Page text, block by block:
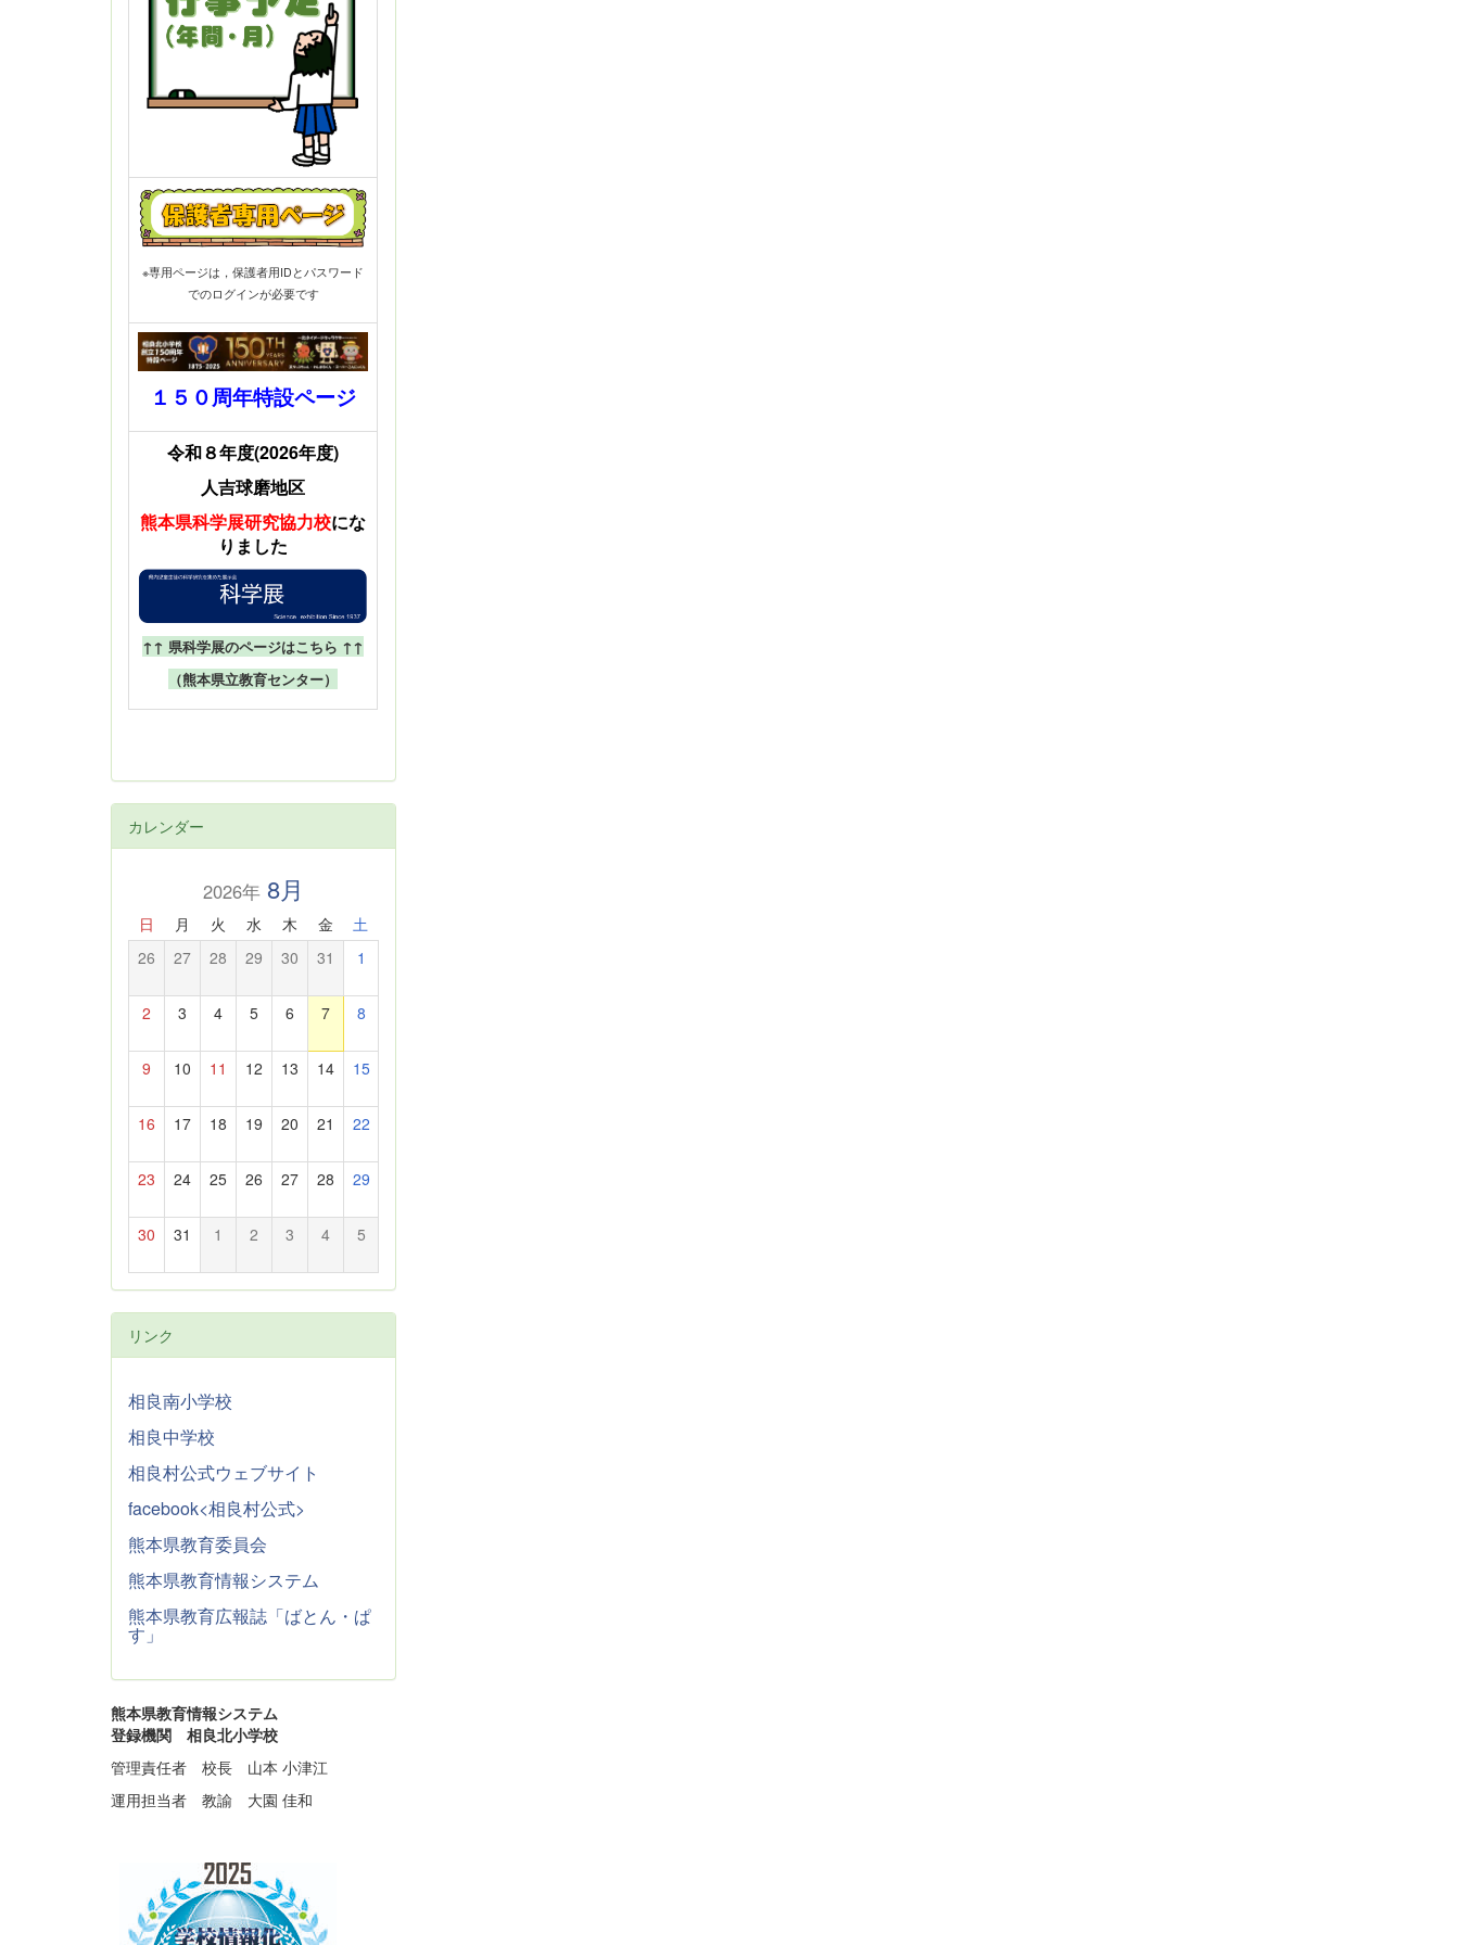
※専用ページは，保護者用IDとパスワード
でのログインが必要です
１５０周年特設ページ
令和８年度(2026年度)
人吉球磨地区
熊本県科学展研究協力校にな
りました
↑↑ 県科学展のページはこちら ↑↑
（熊本県立教育センター）
カレンダー
2026年8月
日 月 火 水 木 金 土
26 27 28 29 30 31 1
2 3 4 5 6 7 8
9 10 11 12 13 14 15
16 17 18 19 20 21 22
23 24 25 26 27 28 29
30 31 1 2 3 4 5
リンク
相良南小学校
相良中学校
相良村公式ウェブサイト
facebook<相良村公式>
熊本県教育委員会
熊本県教育情報システム
熊本県教育広報誌「ばとん・ぱ
す」
熊本県教育情報システム
登録機関 相良北小学校
管理責任者 校長 山本 小津江
運用担当者 教諭 大園 佳和